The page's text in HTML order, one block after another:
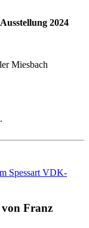
Miesbach
Spessart VDK-
Franz